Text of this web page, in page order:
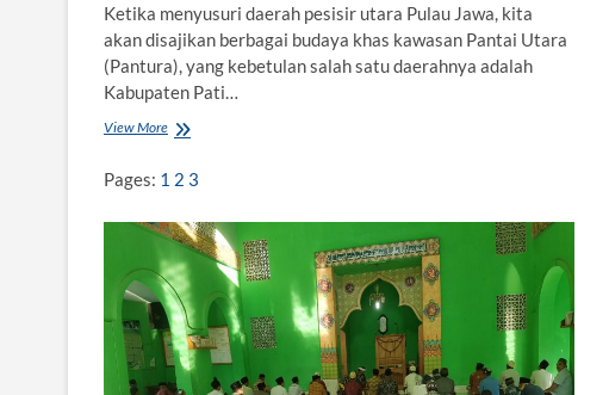
a
n
?
Ketika menyusuri daerah pesisir utara Pulau Jawa, kita
akan disajikan berbagai budaya khas kawasan Pantai Utara
(Pantura), yang kebetulan salah satu daerahnya adalah
Kabupaten Pati…
View More
i
i
,
K
i
s
a
h
Pages: 1 2 3